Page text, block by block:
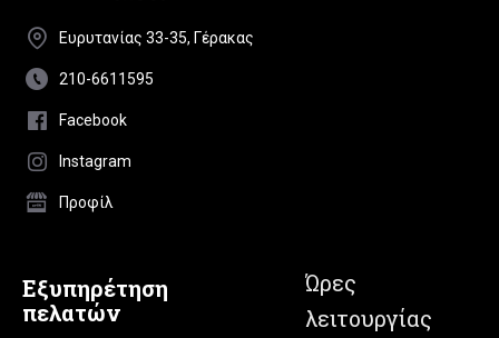
Ευρυτανίας 33-35, Γέρακας
210-6611595
Facebook
Instagram
Προφίλ
Εξυπηρέτηση
πελατών
Ώρες
λειτουργίας